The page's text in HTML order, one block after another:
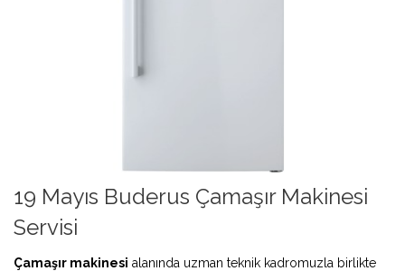
19 Mayıs Buderus Çamaşır Makinesi
Servisi
Çamaşır makinesi alanında uzman teknik kadromuzla birlikte